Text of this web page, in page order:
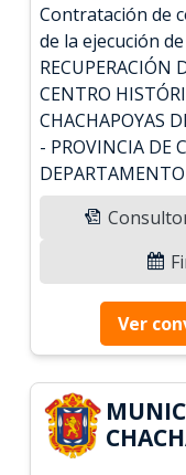
Contratación de
de la ejecución
RECUPERACIÓN
CENTRO
CHACHAPOYAS
- PROVINCIA DE
Ver